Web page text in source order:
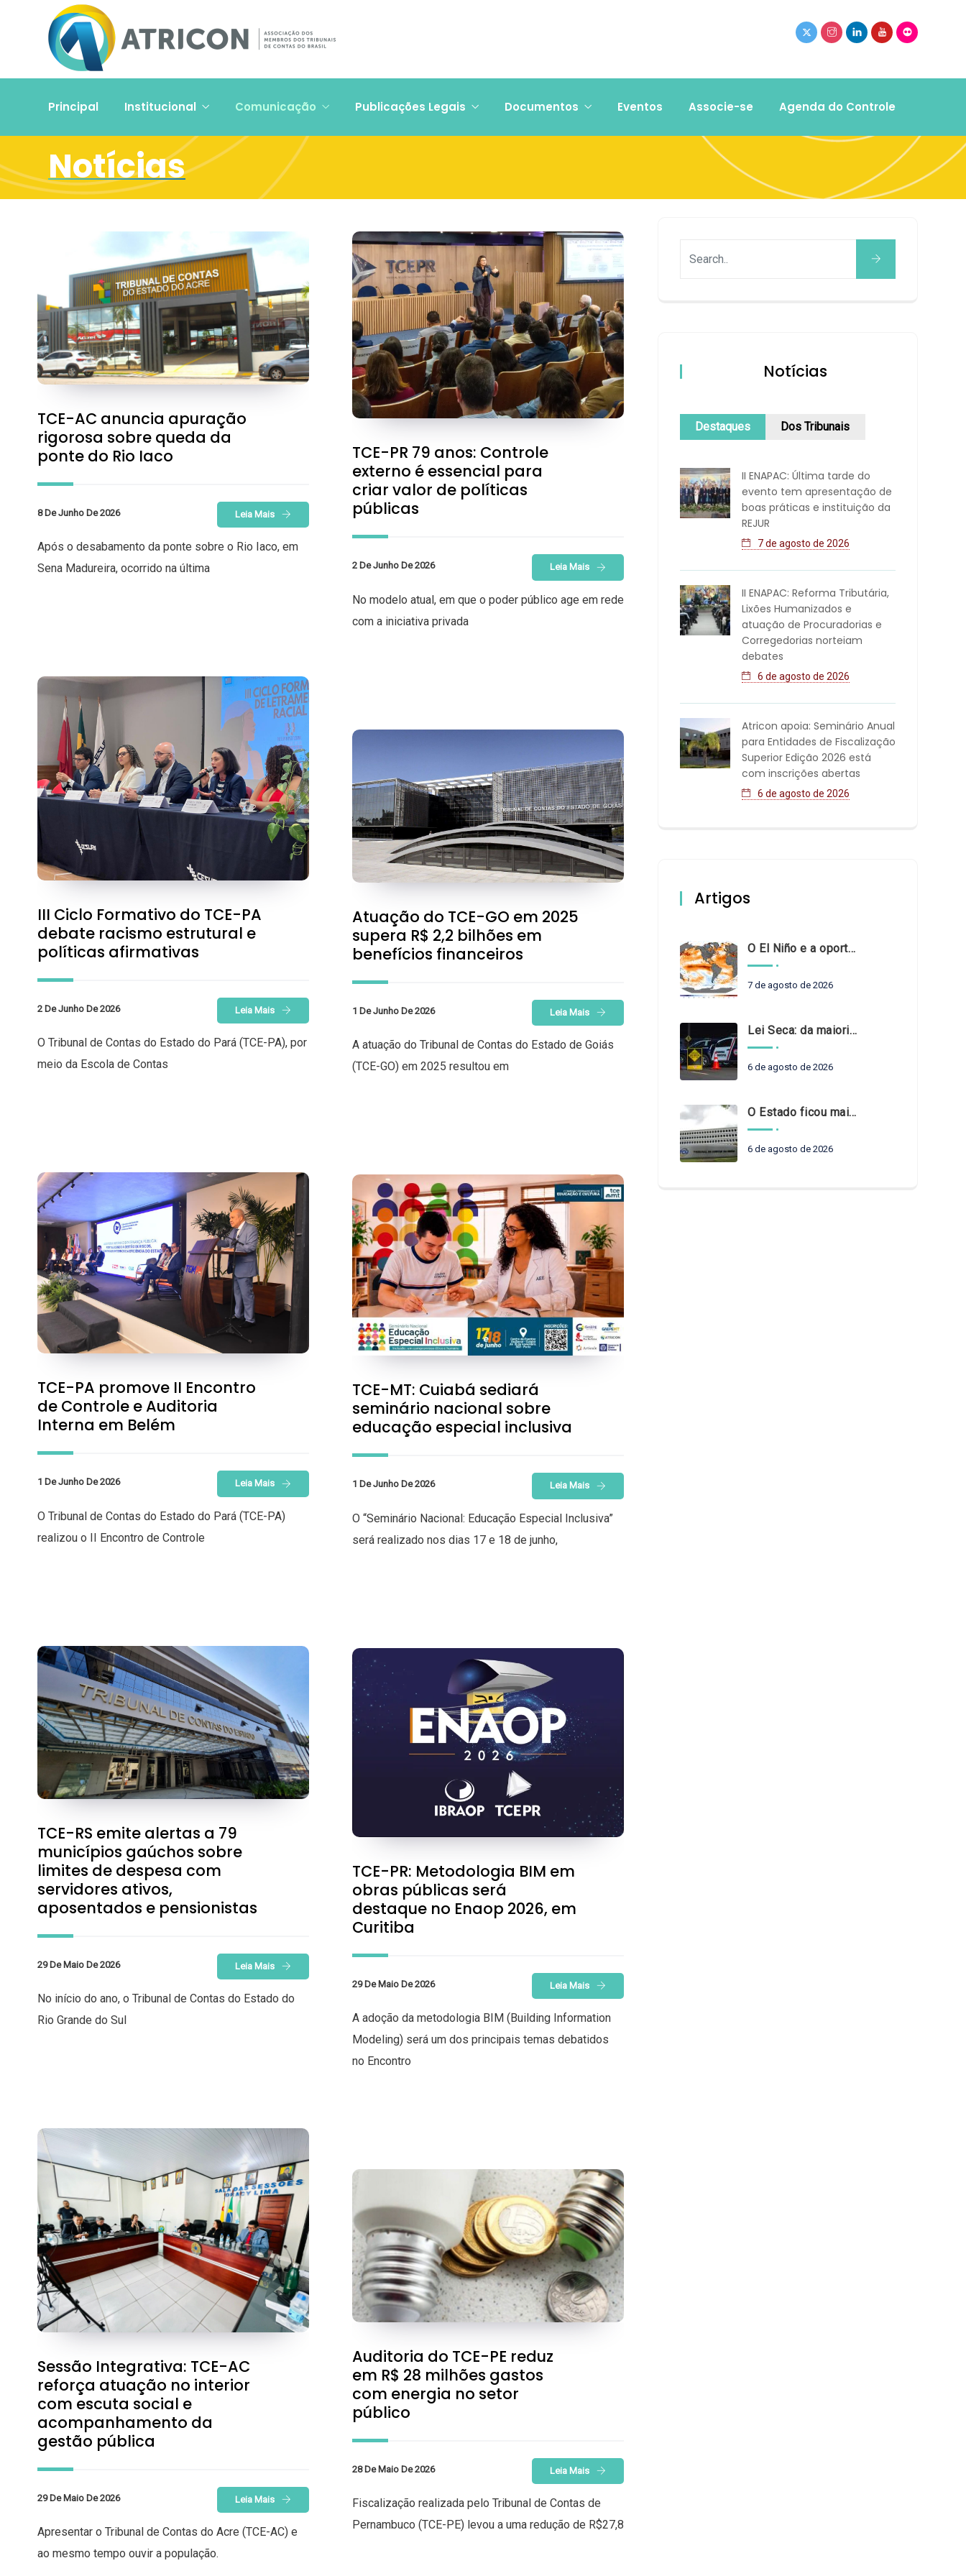
Principal Institucional Comunicação Publicações Legais Documentos Eventos Associe-se Agenda do Controle
Notícias
TCE-AC anuncia apuração
rigorosa sobre queda da
ponte do Rio Iaco
8 De Junho De 2026 Leia Mais
Após o desabamento da ponte sobre o Rio Iaco, em
Sena Madureira, ocorrido na última
TCE-PR 79 anos: Controle
externo é essencial para
criar valor de políticas
públicas
2 De Junho De 2026 Leia Mais
No modelo atual, em que o poder público age em rede
com a iniciativa privada
III Ciclo Formativo do TCE-PA
debate racismo estrutural e
políticas afirmativas
2 De Junho De 2026 Leia Mais
O Tribunal de Contas do Estado do Pará (TCE-PA), por
meio da Escola de Contas
Atuação do TCE-GO em 2025
supera R$ 2,2 bilhões em
benefícios financeiros
1 De Junho De 2026 Leia Mais
A atuação do Tribunal de Contas do Estado de Goiás
(TCE-GO) em 2025 resultou em
TCE-PA promove II Encontro
de Controle e Auditoria
Interna em Belém
1 De Junho De 2026 Leia Mais
O Tribunal de Contas do Estado do Pará (TCE-PA)
realizou o II Encontro de Controle
TCE-MT: Cuiabá sediará
seminário nacional sobre
educação especial inclusiva
1 De Junho De 2026 Leia Mais
O “Seminário Nacional: Educação Especial Inclusiva”
será realizado nos dias 17 e 18 de junho,
TCE-RS emite alertas a 79
municípios gaúchos sobre
limites de despesa com
servidores ativos,
aposentados e pensionistas
29 De Maio De 2026 Leia Mais
No início do ano, o Tribunal de Contas do Estado do
Rio Grande do Sul
TCE-PR: Metodologia BIM em
obras públicas será
destaque no Enaop 2026, em
Curitiba
29 De Maio De 2026 Leia Mais
A adoção da metodologia BIM (Building Information
Modeling) será um dos principais temas debatidos
no Encontro
Sessão Integrativa: TCE-AC
reforça atuação no interior
com escuta social e
acompanhamento da
gestão pública
29 De Maio De 2026 Leia Mais
Apresentar o Tribunal de Contas do Acre (TCE-AC) e
ao mesmo tempo ouvir a população.
Auditoria do TCE-PE reduz
em R$ 28 milhões gastos
com energia no setor
público
28 De Maio De 2026 Leia Mais
Fiscalização realizada pelo Tribunal de Contas de
Pernambuco (TCE-PE) levou a uma redução de R$27,8
Notícias
Destaques Dos Tribunais
II ENAPAC: Última tarde do
evento tem apresentação de
boas práticas e instituição da
REJUR
7 de agosto de 2026
II ENAPAC: Reforma Tributária,
Lixões Humanizados e
atuação de Procuradorias e
Corregedorias norteiam
debates
6 de agosto de 2026
Atricon apoia: Seminário Anual
para Entidades de Fiscalização
Superior Edição 2026 está
com inscrições abertas
6 de agosto de 2026
Artigos
O El Niño e a oportunidade de fortalecer o controle externo das políticas climáticas
7 de agosto de 2026
Lei Seca: da maioridade à maturidade
6 de agosto de 2026
O Estado ficou mais complexo. O controle precisa acompanhar
6 de agosto de 2026